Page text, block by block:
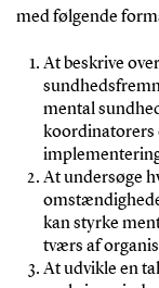
med følgende
At beskrive
mental
koordinatorers
At undersøge
kan styrke
tværs af
At udvikle en